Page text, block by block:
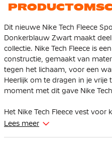
Dit nieuwe Nike Tech Fleece
Donkerblauw Zwart maakt
collectie. Nike Tech Fleece is
constructie, gemaakt van
tegen het lichaam, voor een
Heerlijk om te dragen in je vrije
moment met dit gave Nike
Het Nike Tech Fleece vest
schouders, borst en body voor
Lees meer